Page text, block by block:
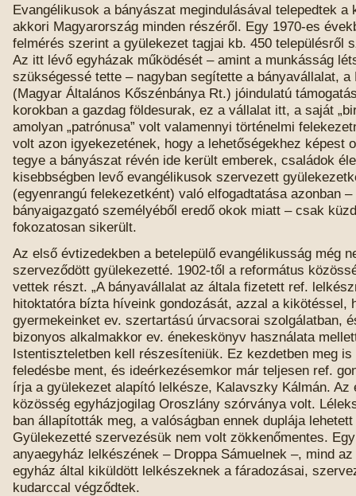
Evangélikusok a bányászat megindulásával telepedtek a
akkori Magyarország minden részéről. Egy 1970-es
felmérés szerint a gyülekezet tagjai kb. 450 településről
Az itt lévő egyházak működését – amint a munkásság
szükségessé tette – nagyban segítette a bányavállalat, a
(Magyar Általános Kőszénbánya Rt.) jóindulatú
korokban a gazdag földesurak, ez a vállalat itt, a saját
amolyan „patrónusa” volt valamennyi történelmi
volt azon igyekezetének, hogy a lehetőségekhez képest
tegye a bányászat révén ide került emberek, családok
kisebbségben levő evangélikusok szervezett
(egyenrangú felekezetként) való elfogadtatása azonban –
bányaigazgató személyéből eredő okok miatt – csak
fokozatosan sikerült.
Az első évtizedekben a betelepülő evangélikusság még
szerveződött gyülekezetté. 1902-től a református
vettek részt. „A bányavállalat az általa fizetett ref.
hitoktatóra bízta híveink gondozását, azzal a kikötéssel,
gyermekeinket ev. szertartású úrvacsorai szolgálatban,
bizonyos alkalmakkor ev. énekeskönyv használata
Istentiszteletben kell részesíteniük. Ez kezdetben meg
feledésbe ment, és ideérkezésemkor már teljesen ref.
írja a gyülekezet alapító lelkésze, Kalavszky Kálmán. Az
közösség egyházjogilag Oroszlány szórványa volt.
ban állapították meg, a valóságban ennek duplája
Gyülekezetté szervezésük nem volt zökkenőmentes.
anyaegyház lelkészének – Droppa Sámuelnek –, mind
egyház által kiküldött lelkészeknek a fáradozásai,
kudarccal végződtek.